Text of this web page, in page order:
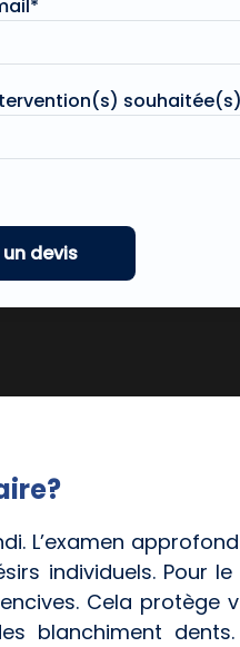
L’examen
individuels. Pour
Cela protège
blanchiment